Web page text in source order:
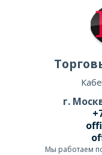
г.
Мы работаем